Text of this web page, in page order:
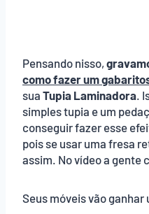
Pensando nisso,
como fazer um
sua Tupia Laminadora.
simples tupia e um
conseguir fazer esse
pois se usar uma fresa
assim. No vídeo a gente
Seus móveis vão ganhar